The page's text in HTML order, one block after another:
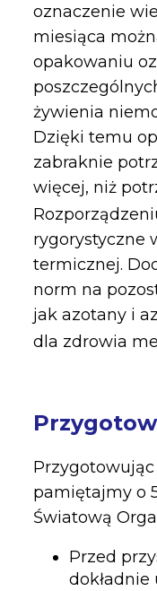
oznaczenie
miesiąca
opakowaniu
żywienia
Dzięki temu
zabraknie
więcej, niż
rygorystyczne
termicznej.
norm na
jak azotany i
dla zdrowia
pamiętajmy o
Światową
Przed
dokładnie